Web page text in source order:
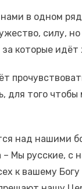
в одном
силу,
которые идёт
для того
над нашими
– Мы русские, с
к вашему